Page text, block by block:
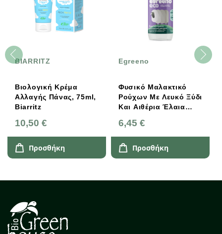
BIARRITZ
Βιολογική Κρέμα
Αλλαγής Πάνας, 75ml,
Biarritz
10,50 €
Προσθήκη
Egreeno
Φυσικό Μαλακτικό
Ρούχων Με Λευκό Ξύδι
Και Αιθέρια Έλαια
Ευκαλύπτου 1L (40
Πλύσεις) Egreeno Eco
6,45 €
Προσθήκη